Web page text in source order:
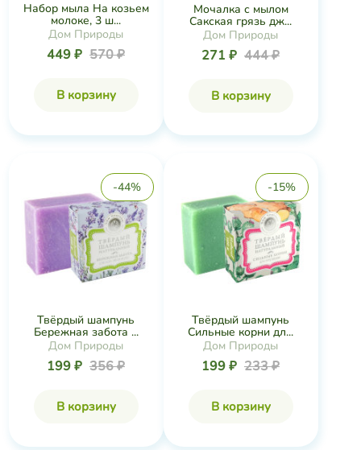
Набор мыла На козьем
молоке, 3 ш...
Дом Природы
449 ₽ 570 ₽
В корзину
Мочалка с мылом
Сакская грязь дж...
Дом Природы
271 ₽ 444 ₽
В корзину
-44%
Твёрдый шампунь
Бережная забота ...
Дом Природы
199 ₽ 356 ₽
В корзину
-15%
Твёрдый шампунь
Сильные корни дл...
Дом Природы
199 ₽ 233 ₽
В корзину